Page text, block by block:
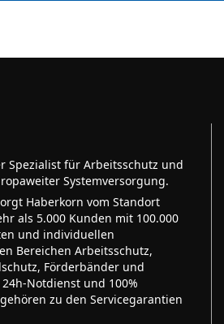
Spezialist für Arbeitsschutz und
Systemversorgung.
Haberkorn vom Standort
als 5.000 Kunden mit 100.000
und individuellen
Bereichen Arbeitsschutz,
Förderbänder und
Notdienst und 100%
zu den Servicegarantien